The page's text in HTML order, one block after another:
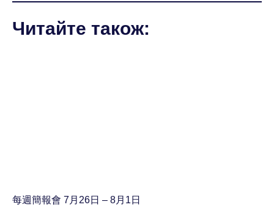
Читайте також:
每週簡報會 7月26日 – 8月1日